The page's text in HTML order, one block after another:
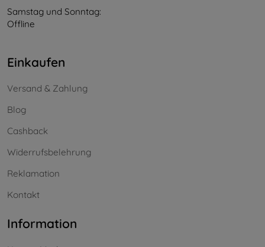
Samstag und Sonntag:
Offline
Einkaufen
Versand & Zahlung
Blog
Cashback
Widerrufsbelehrung
Reklamation
Kontakt
Information